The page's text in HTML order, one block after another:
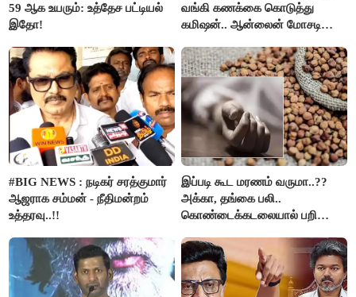
59 ஆக உயரும்: உத்தேச பட்டியல்
இதோ!
வங்கி கணக்கை கொடுத்து
கமிஷன்.. ஆன்லைன் மோசடி
கைது..!!
#BIG NEWS : நடிகர் சரத்குமார்
ஆஜராக சம்மன் - நீதிமன்றம்
உத்தரவு..!!
இப்படி கூட மரணம் வருமா..??
அக்கா, தங்கை பலி..
கொண்டைக்கடலையால் பறிபோன